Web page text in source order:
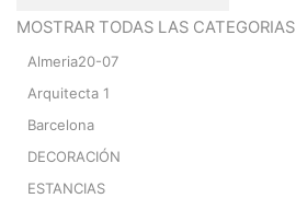
MOSTRAR TODAS LAS CATEGORIAS
Almeria20-07
Arquitecta 1
Barcelona
DECORACIÓN
ESTANCIAS